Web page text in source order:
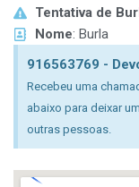
Tentativa de
Nome: Burla
916563769 -
Recebeu uma
abaixo para deixar
outras pessoas.